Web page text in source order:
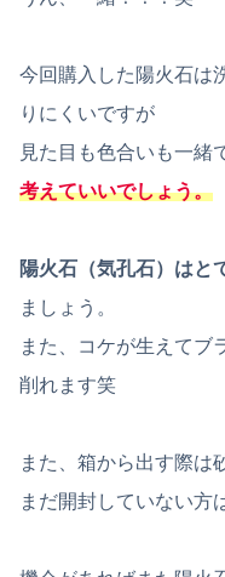
今回購入した陽火石は
りにくいですが
見た目も色合いも一緒
考えていいでしょう。
陽火石（気孔石）はと
ましょう。
また、コケが生えてブ
削れます笑
また、箱から出す際は
まだ開封していない方